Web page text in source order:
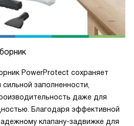
PowerProtect сохраняет
заполненности,
даже для
Благодаря эффективной
клапану-задвижке для